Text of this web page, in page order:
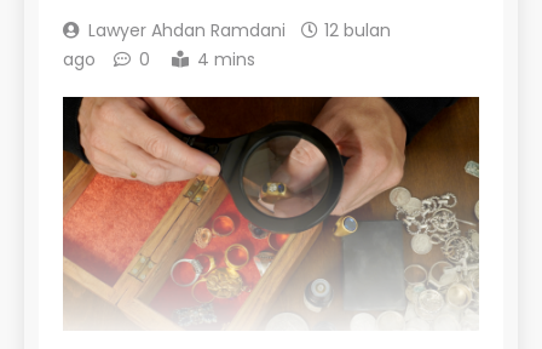
Lawyer Ahdan Ramdani
12 bulan
ago
0 4 mins